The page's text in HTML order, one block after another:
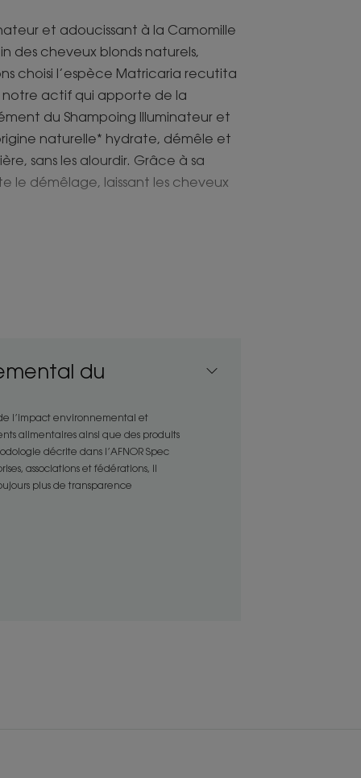
et adoucissant à la Camomille
des cheveux blonds naturels,
choisi l’espèce Matricaria recutita
notre actif qui apporte de la
du Shampoing Illuminateur et
naturelle* hydrate, démêle et
sans les alourdir. Grâce à sa
le démêlage, laissant les cheveux
et referme les écailles.
les reflets des cheveux blonds
du
l’impact environnemental et
alimentaires ainsi que des produits
décrite dans l’AFNOR Spec
associations et fédérations, il
plus de transparence